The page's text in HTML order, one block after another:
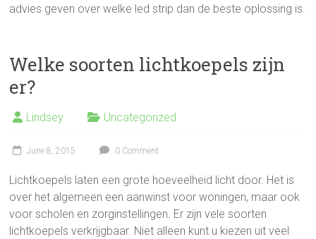
advies geven over welke led strip dan de beste oplossing is.
Welke soorten lichtkoepels zijn
er?
Lindsey Uncategorized
June 8, 2015 0 Comment
Lichtkoepels laten een grote hoeveelheid licht door. Het is
over het algemeen een aanwinst voor woningen, maar ook
voor scholen en zorginstellingen. Er zijn vele soorten
lichtkoepels verkrijgbaar. Niet alleen kunt u kiezen uit veel